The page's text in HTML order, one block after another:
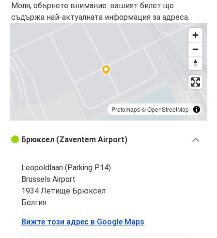
Моля, обърнете внимание: вашият билет ще
съдържа най-актуалната информация за адреса.
Protomaps©OpenStreetMap
Брюксел (Zaventem Airport)
Leopoldlaan (Parking P14)
Brussels Airport
1934 Летище Брюксел
Белгия
Вижте този адрес в Google Maps